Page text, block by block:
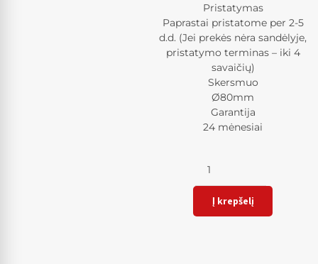
Pristatymas
Paprastai pristatome per 2-5
d.d. (Jei prekės nėra sandėlyje,
pristatymo terminas – iki 4
savaičių)
Skersmuo
Ø80mm
Garantija
24 mėnesiai
Į krepšelį